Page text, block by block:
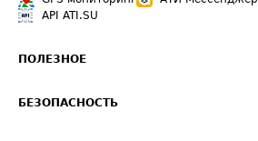
API ATI.SU
ПОЛЕЗНОЕ
БЕЗОПАСНОСТЬ